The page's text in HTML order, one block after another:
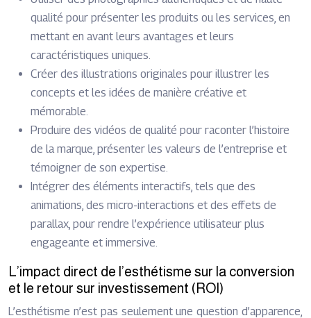
qualité pour présenter les produits ou les services, en
mettant en avant leurs avantages et leurs
caractéristiques uniques.
Créer des illustrations originales pour illustrer les
concepts et les idées de manière créative et
mémorable.
Produire des vidéos de qualité pour raconter l’histoire
de la marque, présenter les valeurs de l’entreprise et
témoigner de son expertise.
Intégrer des éléments interactifs, tels que des
animations, des micro-interactions et des effets de
parallax, pour rendre l’expérience utilisateur plus
engageante et immersive.
L’impact direct de l’esthétisme sur la conversion
et le retour sur investissement (ROI)
L’esthétisme n’est pas seulement une question d’apparence,